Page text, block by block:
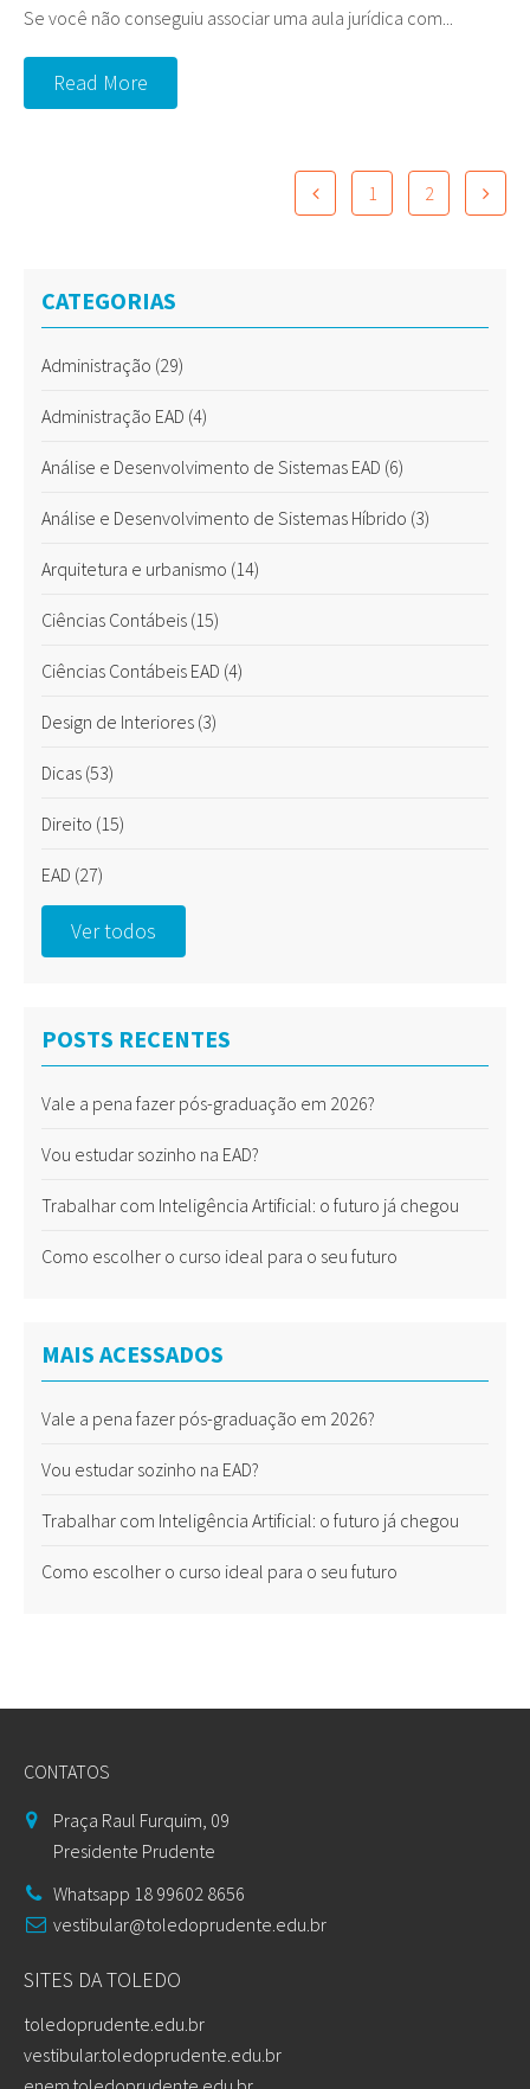
Se você não conseguiu associar uma aula jurídica com...
Read More
1 2
CATEGORIAS
Administração (29)
Administração EAD (4)
Análise e Desenvolvimento de Sistemas EAD (6)
Análise e Desenvolvimento de Sistemas Híbrido (3)
Arquitetura e urbanismo (14)
Ciências Contábeis (15)
Ciências Contábeis EAD (4)
Design de Interiores (3)
Dicas (53)
Direito (15)
EAD (27)
Ver todos
POSTS RECENTES
Vale a pena fazer pós-graduação em 2026?
Vou estudar sozinho na EAD?
Trabalhar com Inteligência Artificial: o futuro já chegou
Como escolher o curso ideal para o seu futuro
MAIS ACESSADOS
Vale a pena fazer pós-graduação em 2026?
Vou estudar sozinho na EAD?
Trabalhar com Inteligência Artificial: o futuro já chegou
Como escolher o curso ideal para o seu futuro
CONTATOS
Praça Raul Furquim, 09
Presidente Prudente
Whatsapp 18 99602 8656
vestibular@toledoprudente.edu.br
SITES DA TOLEDO
toledoprudente.edu.br
vestibular.toledoprudente.edu.br